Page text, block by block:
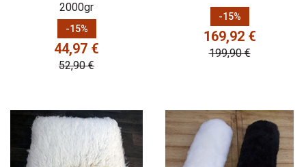
2000gr
-15%
Prix
44,97 €
Prix de base
52,90 €
-15%
Prix
169,92 €
Prix de base
199,90 €